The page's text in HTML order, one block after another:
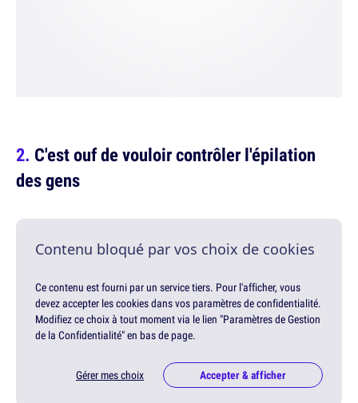
C'est ouf de vouloir contrôler l'épilation
des gens
Contenu bloqué par vos choix de cookies
Ce contenu est fourni par un service tiers. Pour l'afficher, vous
devez accepter les cookies dans vos paramètres de confidentialité.
Modifiez ce choix à tout moment via le lien "Paramètres de Gestion
de la Confidentialité" en bas de page.
Gérer mes choix Accepter & afficher